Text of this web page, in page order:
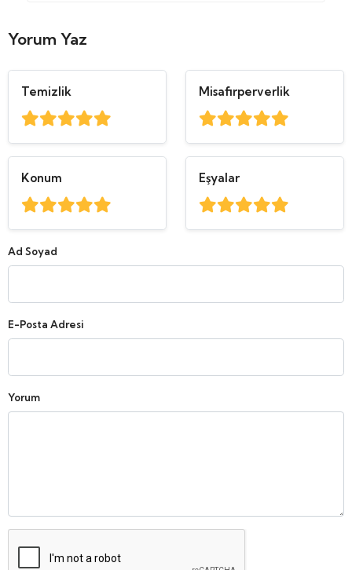
Yorum Yaz
Temizlik Misafirperverlik
Konum Eşyalar
Ad Soyad
E-Posta Adresi
Yorum